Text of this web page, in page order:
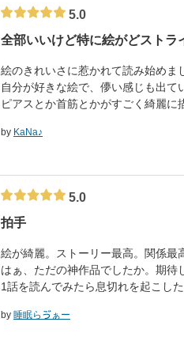
5.0
全部いいけど特に絵がどストラ
絵のきれいさに惹かれて読み始めま
自分が好きな絵で、儚い感じも出
ピアスとか首筋とかがすごく綺麗
by KaNa♪
5.0
拍手
絵が綺麗。ストーリー最高。関係最
はぁ、ただの神作品でしたか。期待
1話を読んでみたら息切れを起こし
by 睡眠らゔぁー